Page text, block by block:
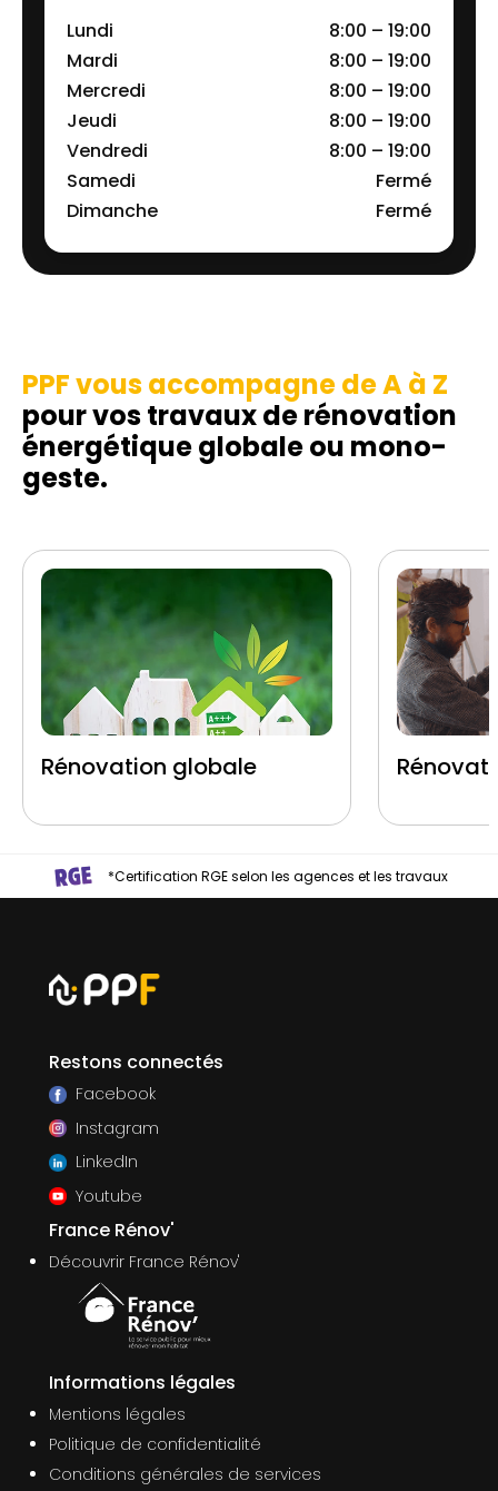
Lundi
8:00 – 19:00
Mardi
8:00 – 19:00
Mercredi
8:00 – 19:00
Jeudi
8:00 – 19:00
Vendredi
8:00 – 19:00
Samedi
Fermé
Dimanche
Fermé
PPF vous accompagne de A à Z
pour vos travaux de rénovation
énergétique globale ou mono-
geste.
Rénovation globale
*Certification RGE selon les agences et les travaux
Restons connectés
Facebook
Instagram
LinkedIn
Youtube
France Rénov'
Découvrir France Rénov'
Informations légales
Mentions légales
Politique de confidentialité
Conditions générales de services